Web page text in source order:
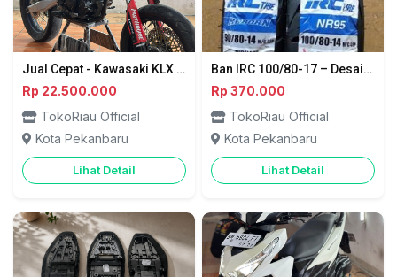
Jual Cepat - Kawasaki KLX 2018 Siap Gas! Kondisi Mantap, Harga Nego - Pekanbaru
Rp 22.500.000
TokoRiau Official
Kota Pekanbaru
Lihat Detail
Ban IRC 100/80-17 – Desain Sporty, Jalan Lebih Percaya Diri - Pekanbaru
Rp 370.000
TokoRiau Official
Kota Pekanbaru
Lihat Detail